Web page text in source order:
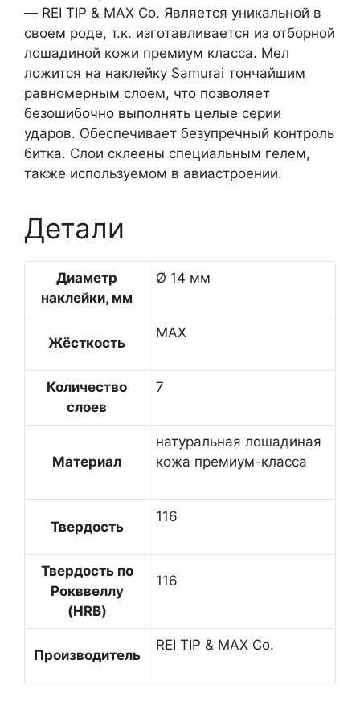
— REI TIP & MAX Co. Является уникальной в
своем роде, т.к. изготавливается из отборной
лошадиной кожи премиум класса. Мел
ложится на наклейку Samurai тончайшим
равномерным слоем, что позволяет
безошибочно выполнять целые серии
ударов. Обеспечивает безупречный контроль
битка. Слои склеены специальным гелем,
также используемом в авиастроении.
Детали
Диаметр
наклейки, мм
Ø 14 мм
Жёсткость
MAX
Количество
слоев
7
Материал
натуральная лошадиная
кожа премиум-класса
Твердость
116
Твердость по
Рокввеллу
(HRB)
116
Производитель
REI TIP & MAX Co.